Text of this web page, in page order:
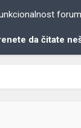
da čitate